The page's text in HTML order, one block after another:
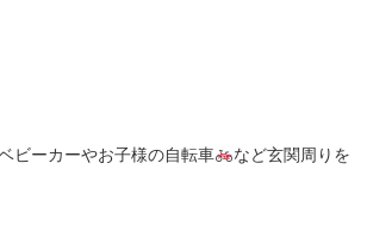
ビーカーやお子様の自転車
など玄関周りを